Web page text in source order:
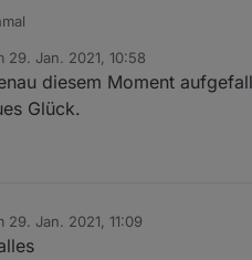
in der konfig
29. Jan. 2021, 10:58
von
diesem Moment
Glück.
29. Jan. 2021, 11:09
von